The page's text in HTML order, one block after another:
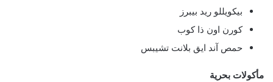
بيكويللو ريد بيبرز
كورن اون ذا كوب
حمص آند ايق بلانت تشيبس
مأكولات بحرية